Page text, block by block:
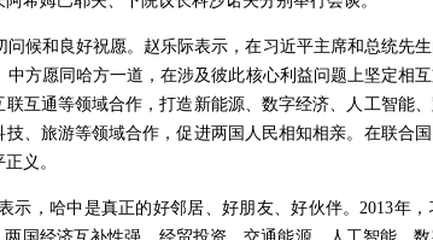
候和良好祝愿。赵乐际表示，在习近平主席和总统先
方愿同哈方一道，在涉及彼此核心利益问题上坚定相
互通等领域合作，打造新能源、数字经济、人工智能
、旅游等领域合作，促进两国人民相知相亲。在联合
义。
示，哈中是真正的好邻居、好朋友、好伙伴。2013年